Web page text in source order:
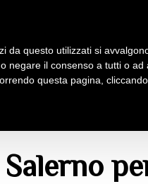
La Cultura
da questo utilizzati si
negare il consenso a tutti o
questa pagina,